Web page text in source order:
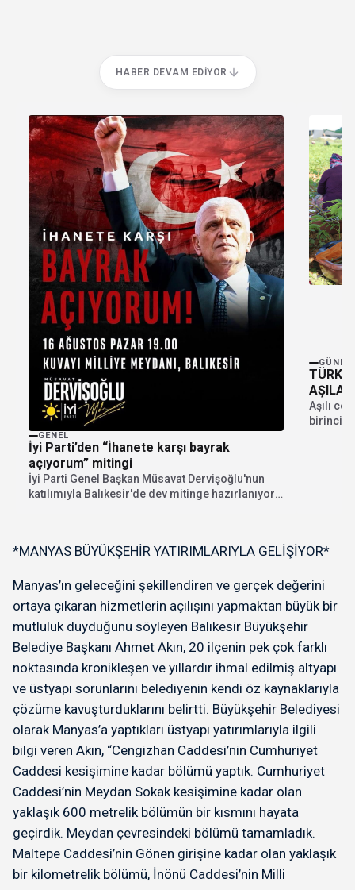
HABER DEVAM EDIYOR
GENEL
İyi Parti’den “İhanete karşı bayrak
açıyorum” mitingi
İyi Parti Genel Başkan Müsavat Dervişoğlu'nun
katılımıyla Balıkesir'de dev mitinge hazırlanıyor.
Aşılı
birinci
*MANYAS BÜYÜKŞEHİR YATIRIMLARIYLA GELİŞİYOR*
Manyas’ın geleceğini şekillendiren ve gerçek değerini
ortaya çıkaran hizmetlerin açılışını yapmaktan büyük bir
mutluluk duyduğunu söyleyen Balıkesir Büyükşehir
Belediye Başkanı Ahmet Akın, 20 ilçenin pek çok farklı
noktasında kronikleşen ve yıllardır ihmal edilmiş altyapı
ve üstyapı sorunlarını belediyenin kendi öz kaynaklarıyla
çözüme kavuşturduklarını belirtti. Büyükşehir Belediyesi
olarak Manyas’a yaptıkları üstyapı yatırımlarıyla ilgili
bilgi veren Akın, “Cengizhan Caddesi’nin Cumhuriyet
Caddesi kesişimine kadar bölümü yaptık. Cumhuriyet
Caddesi’nin Meydan Sokak kesişimine kadar olan
yaklaşık 600 metrelik bölümün bir kısmını hayata
geçirdik. Meydan çevresindeki bölümü tamamladık.
Maltepe Caddesi’nin Gönen girişine kadar olan yaklaşık
bir kilometrelik bölümü, İnönü Caddesi’nin Milli